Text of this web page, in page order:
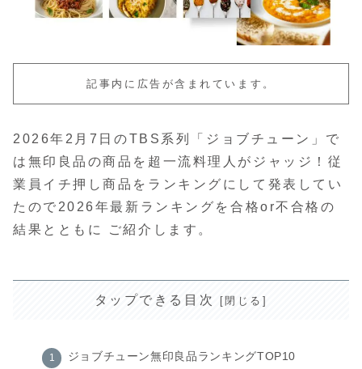
記事内に広告が含まれています。
2026年2月7日のTBS系列「ジョブチューン」で
は無印良品の商品を超一流料理人がジャッジ！従
業員イチ押し商品をランキングにして発表してい
たので2026年最新ランキングを合格or不合格の
結果とともに ご紹介します。
タップできる目次
ジョブチューン無印良品ランキングTOP10